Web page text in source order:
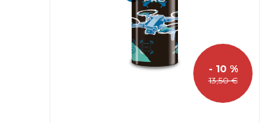
13,50 €
- 10 %